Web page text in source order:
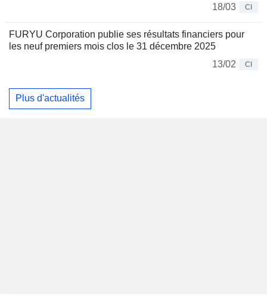
18/03
CI
FURYU Corporation publie ses résultats financiers pour
les neuf premiers mois clos le 31 décembre 2025
13/02
CI
Plus d'actualités